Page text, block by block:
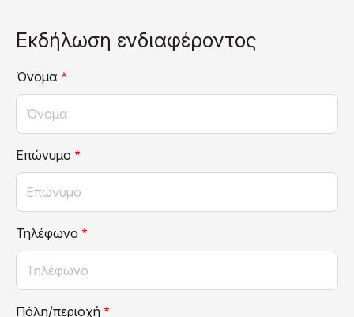
Εκδήλωση ενδιαφέροντος
Όνομα
Επώνυμο
Τηλέφωνο
Πόλη/περιοχή